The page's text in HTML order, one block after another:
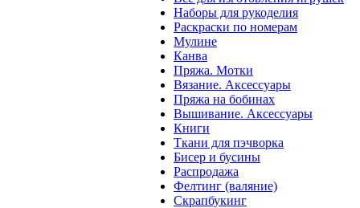
Наборы для рукоделия
Раскраски по номерам
Мулине
Канва
Пряжа. Мотки
Вязание. Аксессуары
Пряжа на бобинах
Вышивание. Аксессуары
Книги
Ткани для пэчворка
Бисер и бусины
Распродажа
Фелтинг (валяние)
Скрапбукинг